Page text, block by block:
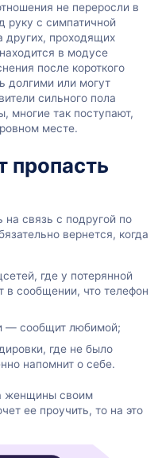
не переросли в
руку с симпатичной
других, проходящих
в модусе
после короткого
долгими или могут
сильного пола
многие так поступают,
месте.
пропасть
связь с подругой по
вернется, когда
где у потерянной
в сообщении, что телефон
— сообщит любимой;
где не было
напомнит о себе.
женщины своим
ее проучить, то на это